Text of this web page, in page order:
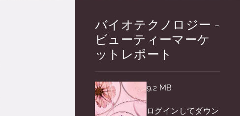
バイオテクノロジー -
ビューティーマーケ
ットレポート
9.2 MB
ログインしてダウン